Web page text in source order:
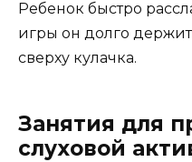
Ребенок быстро
игры он долго
сверху кулачка.
Занятия для
слуховой